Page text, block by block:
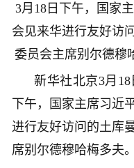
3月18日下午，国家
会见来华进行友好访
委员会主席别尔德穆
新华社北京3月
下午，国家主席习近
进行友好访问的土库
席别尔德穆哈梅多夫。